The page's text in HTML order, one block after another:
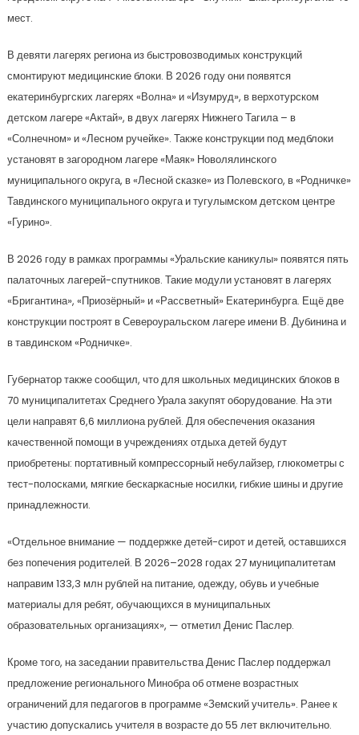
мест.
В девяти лагерях региона из быстровозводимых конструкций
смонтируют медицинские блоки. В 2026 году они появятся
екатеринбургских лагерях «Волна» и «Изумруд», в верхотурском
детском лагере «Актай», в двух лагерях Нижнего Тагила – в
«Солнечном» и «Лесном ручейке». Также конструкции под медблоки
установят в загородном лагере «Маяк» Новолялинского
муниципального округа, в «Лесной сказке» из Полевского, в «Родничке»
Тавдинского муниципального округа и тугулымском детском центре
«Гурино».
В 2026 году в рамках программы «Уральские каникулы» появятся пять
палаточных лагерей-спутников. Такие модули установят в лагерях
«Бригантина», «Приозёрный» и «Рассветный» Екатеринбурга. Ещё две
конструкции построят в Североуральском лагере имени В. Дубинина и
в тавдинском «Родничке».
Губернатор также сообщил, что для школьных медицинских блоков в
70 муниципалитетах Среднего Урала закупят оборудование. На эти
цели направят 6,6 миллиона рублей. Для обеспечения оказания
качественной помощи в учреждениях отдыха детей будут
приобретены: портативный компрессорный небулайзер, глюкометры с
тест-полосками, мягкие бескаркасные носилки, гибкие шины и другие
принадлежности.
«Отдельное внимание — поддержке детей-сирот и детей, оставшихся
без попечения родителей. В 2026–2028 годах 27 муниципалитетам
направим 133,3 млн рублей на питание, одежду, обувь и учебные
материалы для ребят, обучающихся в муниципальных
образовательных организациях», — отметил Денис Паслер.
Кроме того, на заседании правительства Денис Паслер поддержал
предложение регионального Минобра об отмене возрастных
ограничений для педагогов в программе «Земский учитель». Ранее к
участию допускались учителя в возрасте до 55 лет включительно.